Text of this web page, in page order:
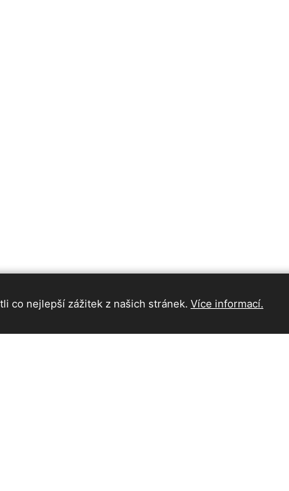
co nejlepší zážitek z našich stránek. Více informací.